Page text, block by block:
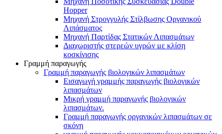
Hopper
Μηχανή Στρογγυλής Στίλβωσης Οργανικού
Λιπάσματος
Μηχανή Παρτίδας Στατικών Λιπασμάτων
Διαχωριστής στερεών υγρών με κλίση
κοσκίνισης
Γραμμή παραγωγής
Γραμμή παραγωγής βιολογικών λιπασμάτων
Εισαγωγή γραμμής παραγωγής βιολογικών
λιπασμάτων
Μικρή γραμμή παραγωγής βιολογικών
λιπασμάτων.
Γραμμή παραγωγής οργανικών λιπασμάτων σε
σκόνη